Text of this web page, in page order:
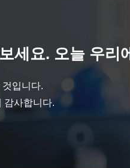
세요. 오늘 우리
입니다.
감사합니다.